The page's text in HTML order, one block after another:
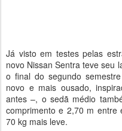
Já visto em testes pelas
novo Nissan Sentra teve seu
o final do segundo
novo e mais ousado,
antes –, o sedã médio
comprimento e 2,70 m entre
70 kg mais leve.